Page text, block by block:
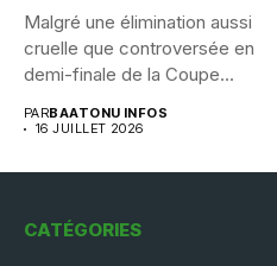
Malgré une élimination aussi
cruelle que controversée en
demi-finale de la Coupe...
PARBAATONU INFOS
16 JUILLET 2026
CATÉGORIES